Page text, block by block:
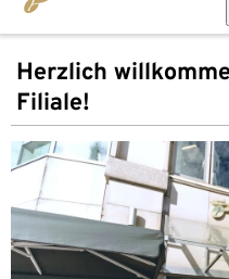
Herzlich
Filiale!